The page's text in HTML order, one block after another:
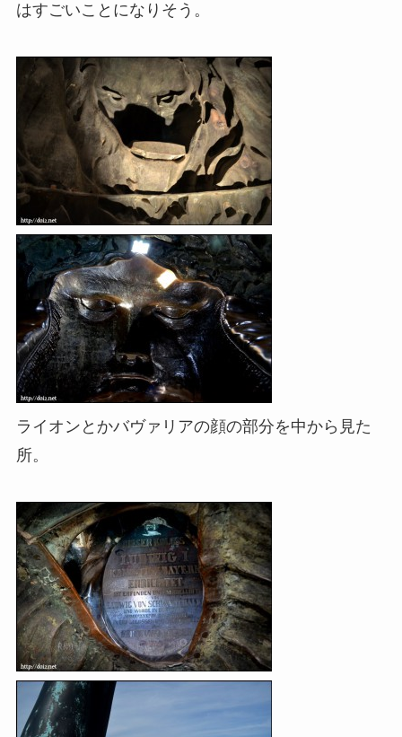
はすごいことになりそう。
ライオンとかバヴァリアの顔の部分を中から見た
所。